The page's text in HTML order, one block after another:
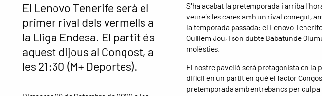
El Lenovo Tenerife serà el
primer rival dels vermells a
la Lliga Endesa. El partit és
aquest dijous al Congost, a
les 21:30 (M+ Deportes).
S'ha acabat la pretemporada i arriba
veure's les cares amb un rival conegut,
la temporada passada: el Lenovo
Guillem Jou, i són dubte Babatunde
molèsties.
El nostre pavelló serà protagonista en la
difícil en un partit en què el factor
pretemporada amb entrebancs per